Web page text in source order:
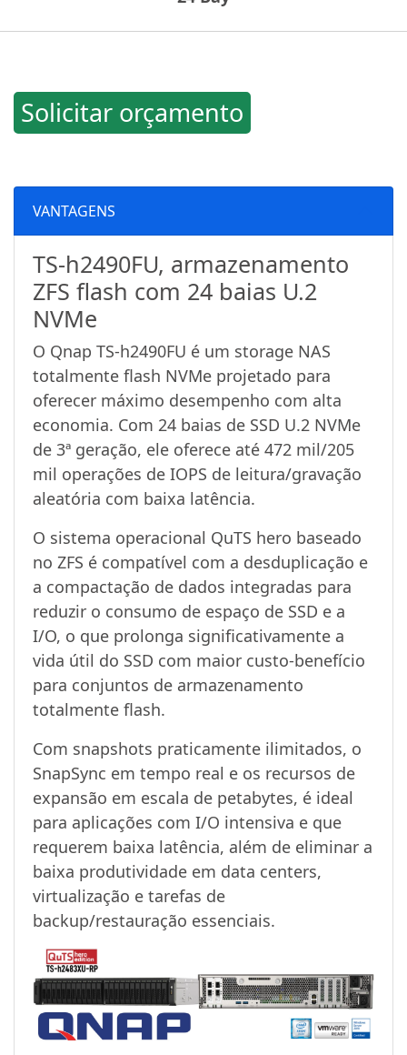
Solicitar orçamento
VANTAGENS
TS-h2490FU, armazenamento
ZFS flash com 24 baias U.2
NVMe
O Qnap TS-h2490FU é um storage NAS
totalmente flash NVMe projetado para
oferecer máximo desempenho com alta
economia. Com 24 baias de SSD U.2 NVMe
de 3ª geração, ele oferece até 472 mil/205
mil operações de IOPS de leitura/gravação
aleatória com baixa latência.
O sistema operacional QuTS hero baseado
no ZFS é compatível com a desduplicação e
a compactação de dados integradas para
reduzir o consumo de espaço de SSD e a
I/O, o que prolonga significativamente a
vida útil do SSD com maior custo-benefício
para conjuntos de armazenamento
totalmente flash.
Com snapshots praticamente ilimitados, o
SnapSync em tempo real e os recursos de
expansão em escala de petabytes, é ideal
para aplicações com I/O intensiva e que
requerem baixa latência, além de eliminar a
baixa produtividade em data centers,
virtualização e tarefas de
backup/restauração essenciais.